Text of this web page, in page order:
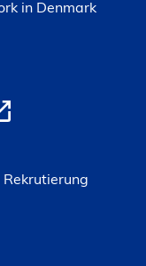
in Denmark